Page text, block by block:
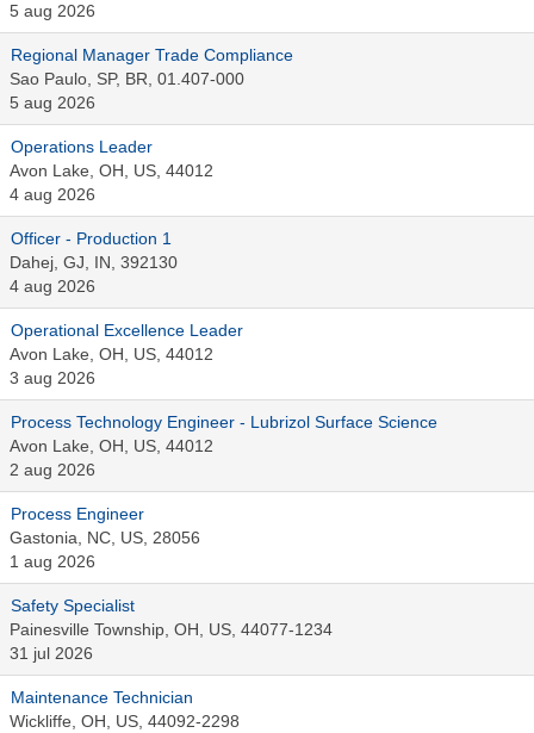
5 aug 2026
Regional Manager Trade Compliance
Sao Paulo, SP, BR, 01.407-000
5 aug 2026
Operations Leader
Avon Lake, OH, US, 44012
4 aug 2026
Officer - Production 1
Dahej, GJ, IN, 392130
4 aug 2026
Operational Excellence Leader
Avon Lake, OH, US, 44012
3 aug 2026
Process Technology Engineer - Lubrizol Surface Science
Avon Lake, OH, US, 44012
2 aug 2026
Process Engineer
Gastonia, NC, US, 28056
1 aug 2026
Safety Specialist
Painesville Township, OH, US, 44077-1234
31 jul 2026
Maintenance Technician
Wickliffe, OH, US, 44092-2298